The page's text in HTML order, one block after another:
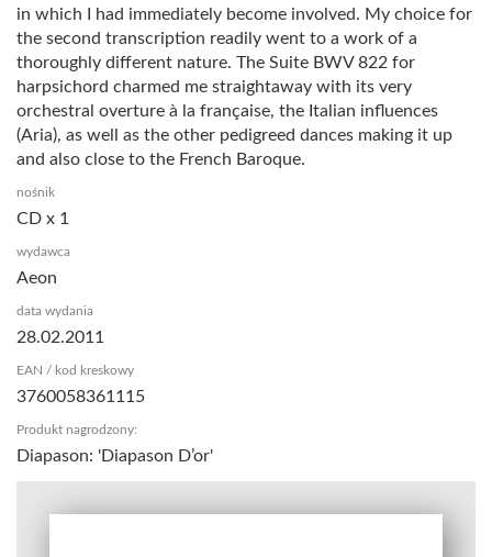
in which I had immediately become involved. My choice for
the second transcription readily went to a work of a
thoroughly different nature. The Suite BWV 822 for
harpsichord charmed me straightaway with its very
orchestral overture à la française, the Italian influences
(Aria), as well as the other pedigreed dances making it up
and also close to the French Baroque.
nośnik
CD x 1
wydawca
Aeon
data wydania
28.02.2011
EAN / kod kreskowy
3760058361115
Produkt nagrodzony:
Diapason: 'Diapason D’or'